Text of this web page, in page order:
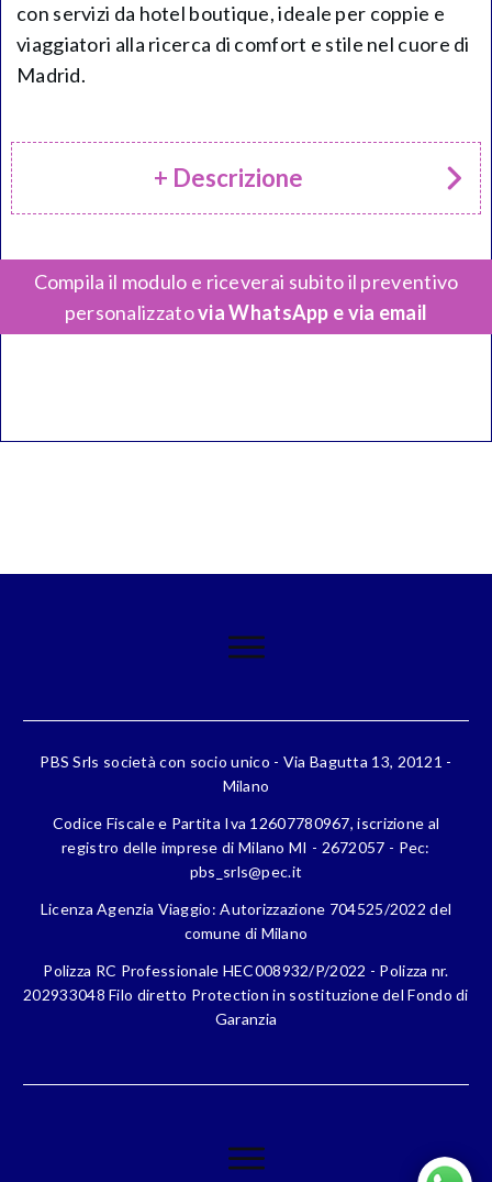
con servizi da hotel boutique, ideale per coppie e
viaggiatori alla ricerca di comfort e stile nel cuore di
Madrid.
+ Descrizione
Compila il modulo e riceverai subito il preventivo
personalizzatovia WhatsApp e via email
PBS Srls società con socio unico - Via Bagutta 13, 20121 -
Milano
Codice Fiscale e Partita Iva 12607780967, iscrizione al
registro delle imprese di Milano MI - 2672057 - Pec:
pbs_srls@pec.it
Licenza Agenzia Viaggio: Autorizzazione 704525/2022 del
comune di Milano
Polizza RC Professionale HEC008932/P/2022 - Polizza nr.
202933048 Filo diretto Protection in sostituzione del Fondo di
Garanzia